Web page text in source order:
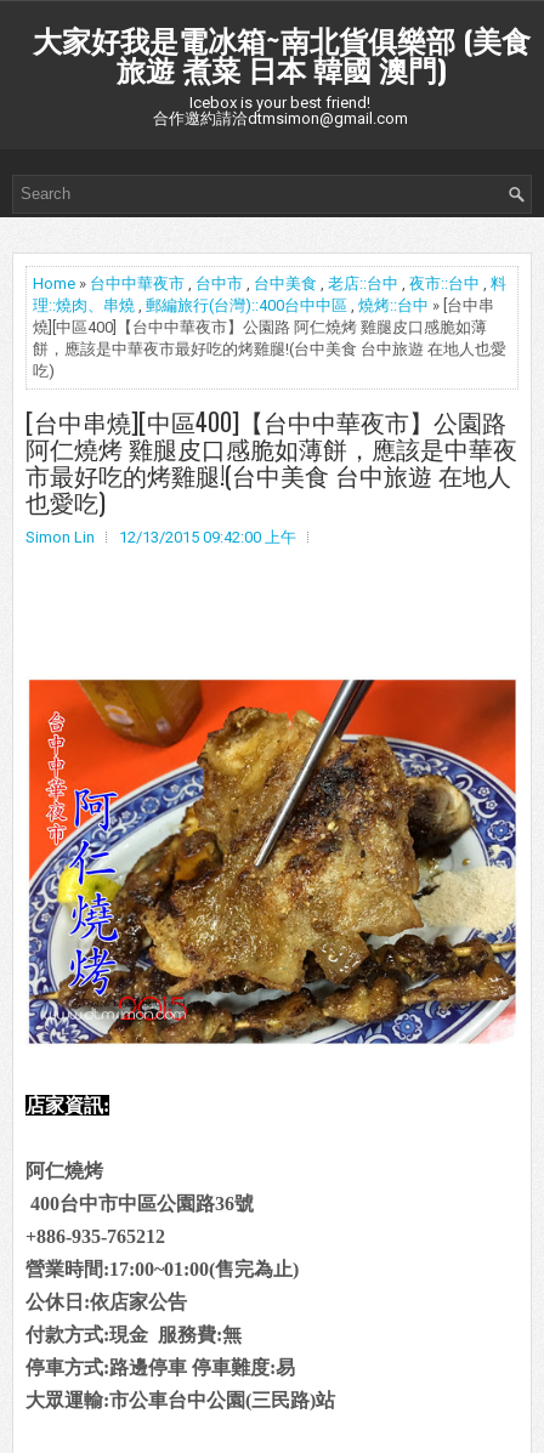
大家好我是電冰箱~南北貨俱樂部 (美食
旅遊 煮菜 日本 韓國 澳門)
Icebox is your best friend!
合作邀約請洽dtmsimon@gmail.com
Home » 台中中華夜市 , 台中市 , 台中美食 , 老店::台中 , 夜市::台中 , 料
理::燒肉、串燒 , 郵編旅行(台灣)::400台中中區 , 燒烤::台中 » [台中串
燒][中區400]【台中中華夜市】公園路 阿仁燒烤 雞腿皮口感脆如薄
餅，應該是中華夜市最好吃的烤雞腿!(台中美食 台中旅遊 在地人也愛
吃)
[台中串燒][中區400]【台中中華夜市】公園路
阿仁燒烤 雞腿皮口感脆如薄餅，應該是中華夜
市最好吃的烤雞腿!(台中美食 台中旅遊 在地人
也愛吃)
Simon Lin 12/13/2015 09:42:00 上午
店家資訊:
阿仁燒烤
400台中市中區公園路36號
+886-935-765212
營業時間:17:00~01:00(售完為止)
公休日:依店家公告
付款方式:現金 服務費:無
停車方式:路邊停車 停車難度:易
大眾運輸:市公車台中公園(三民路)站